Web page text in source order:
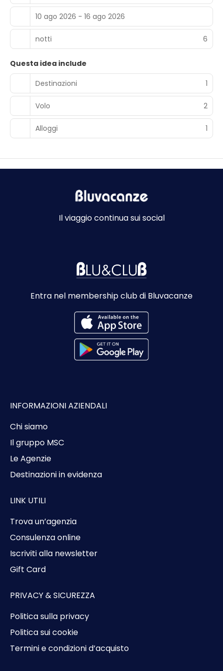
10 ago 2026 - 16 ago 2026
notti 6
Questa idea include
Destinazioni
1
Volo 2
Alloggi 1
Il viaggio continua sui social
Entra nel membership club di Bluvacanze
INFORMAZIONI AZIENDALI
Chi siamo
Il gruppo MSC
Le Agenzie
Destinazioni in evidenza
LINK UTILI
Trova un’agenzia
Consulenza online
Iscriviti alla newsletter
Gift Card
PRIVACY & SICUREZZA
Politica sulla privacy
Politica sui cookie
Termini e condizioni d’acquisto